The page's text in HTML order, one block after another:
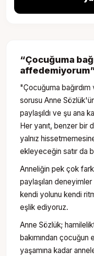
“Çocuğuma
affedemiyorum
"Çocuğuma
sorusu Anne
paylaşıldı ve şu ana
Her yanıt, benzer bir
yalnız
ekleyeceğin satır da
Anneliğin pek çok
paylaşılan
kendi yolunu kendi
eşlik ediyoruz.
Anne Sözlük;
bakımından
yaşamına kadar